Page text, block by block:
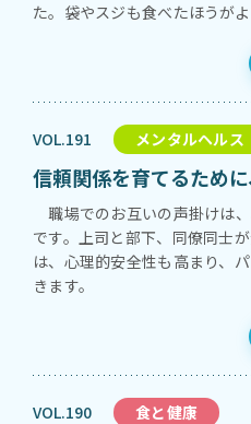
た。袋やスジも食べたほうがよ
VOL.191 メンタルヘルス
信頼関係を育てるため
職場でのお互いの声掛けは
です。上司と部下、同僚同士
は、心理的安全性も高まり、
きます。
VOL.190 食と健康